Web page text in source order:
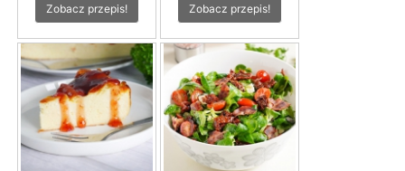
Zobacz przepis! Zobacz przepis!